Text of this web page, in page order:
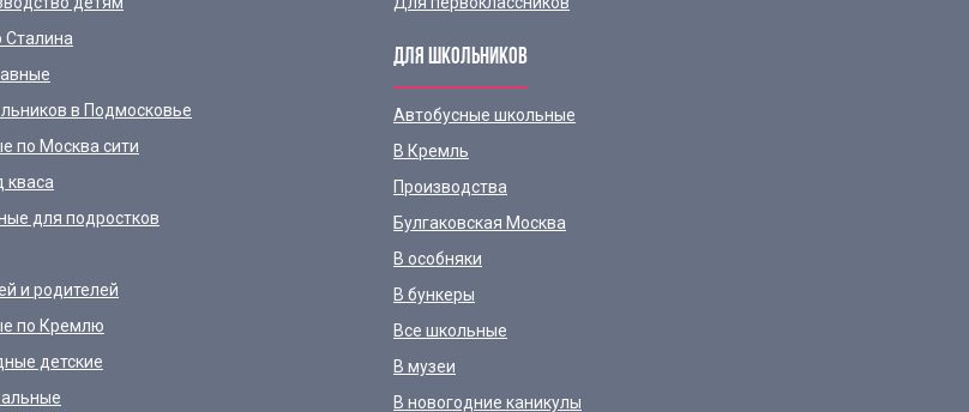
Сталина
в Подмосковье
по Москва сити
кваса
для подростков
и родителей
по Кремлю
детские
ДЛЯ ШКОЛЬНИКОВ
Автобусные школьные
В Кремль
Производства
Булгаковская Москва
В особняки
В бункеры
Все школьные
В музеи
В новогодние каникулы